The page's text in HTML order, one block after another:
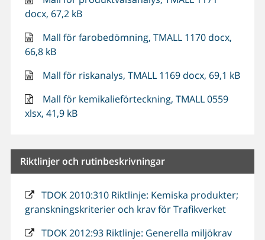
docx, 67,2 kB
Mall för farobedömning, TMALL 1170 docx,
66,8 kB
Mall för riskanalys, TMALL 1169 docx, 69,1 kB
Mall för kemikalieförteckning, TMALL 0559
xlsx, 41,9 kB
Riktlinjer och rutinbeskrivningar
TDOK 2010:310 Riktlinje: Kemiska produkter;
granskningskriterier och krav för Trafikverket
TDOK 2012:93 Riktlinje: Generella miljökrav